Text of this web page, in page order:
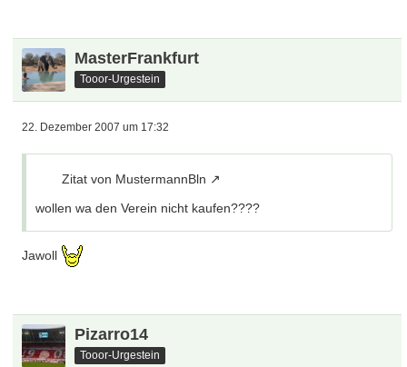
MasterFrankfurt
Tooor-Urgestein
22. Dezember 2007 um 17:32
Zitat von MustermannBln
wollen wa den Verein nicht kaufen????
Jawoll
Pizarro14
Tooor-Urgestein